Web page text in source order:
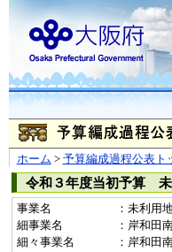
ホーム > 予算編成過程公表ト
令和３年度当初予算
事業名
：未利用
細事業名
：岸和田
細々事業名
：岸和田